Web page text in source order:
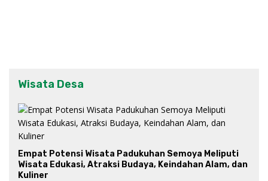
Wisata Desa
Empat Potensi Wisata Padukuhan Semoya Meliputi
Wisata Edukasi, Atraksi Budaya, Keindahan Alam, dan
Kuliner